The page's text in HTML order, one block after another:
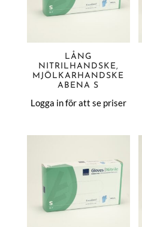
LÅNG
NITRILHANDSKE,
MJÖLKARHANDSKE
ABENA S
Logga in för att se priser